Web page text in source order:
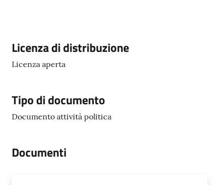
Descrizione
Licenza di distribuzione
Licenza aperta
Tipo di documento
Documento attività politica
Documenti